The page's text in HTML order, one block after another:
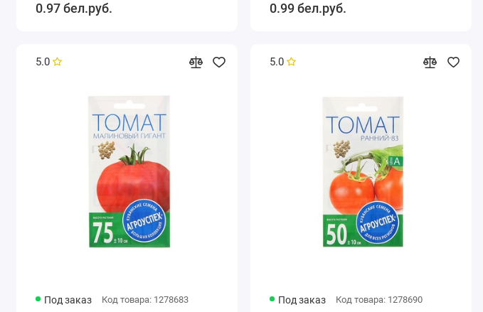
0.97 бел.руб. 0.99 бел.руб.
5.0
Под заказ Код товара: 1278683
5.0
Под заказ Код товара: 1278690